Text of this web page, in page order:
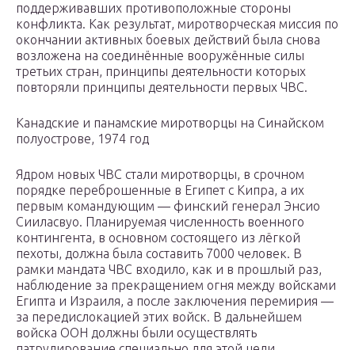
поддерживавших противоположные стороны
конфликта. Как результат, миротворческая миссия по
окончании активных боевых действий была снова
возложена на соединённые вооружённые силы
третьих стран, принципы деятельности которых
повторяли принципы деятельности первых ЧВС.
Канадские и панамские миротворцы на Синайском
полуострове, 1974 год
Ядром новых ЧВС стали миротворцы, в срочном
порядке переброшенные в Египет с Кипра, а их
первым командующим — финский генерал Энсио
Сииласвуо. Планируемая численность военного
контингента, в основном состоящего из лёгкой
пехоты, должна была составить 7000 человек. В
рамки мандата ЧВС входило, как и в прошлый раз,
наблюдение за прекращением огня между войсками
Египта и Израиля, а после заключения перемирия —
за передислокацией этих войск. В дальнейшем
войска ООН должны были осуществлять